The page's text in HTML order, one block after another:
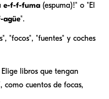
e-f-f-fuma (espuma)!" o "El
agüe".
"focos", "fuentes" y coches
Elige libros que tengan
cuentos de focas,